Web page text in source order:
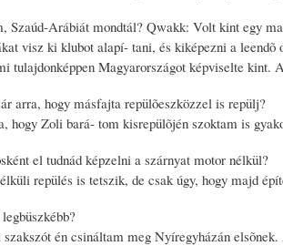
Szaúd-Arábiát mondtál? Qwakk: Volt kint egy
visz ki klubot alapí- tani, és kiképezni a
tulajdonképpen Magyarországot képviselte kint.
arra, hogy másfajta repülõeszközzel is repülj?
hogy Zoli bará- tom kisrepülõjén szoktam is
el tudnád képzelni a szárnyat motor nélkül?
repülés is tetszik, de csak úgy, hogy majd
én csináltam meg Nyíregyházán